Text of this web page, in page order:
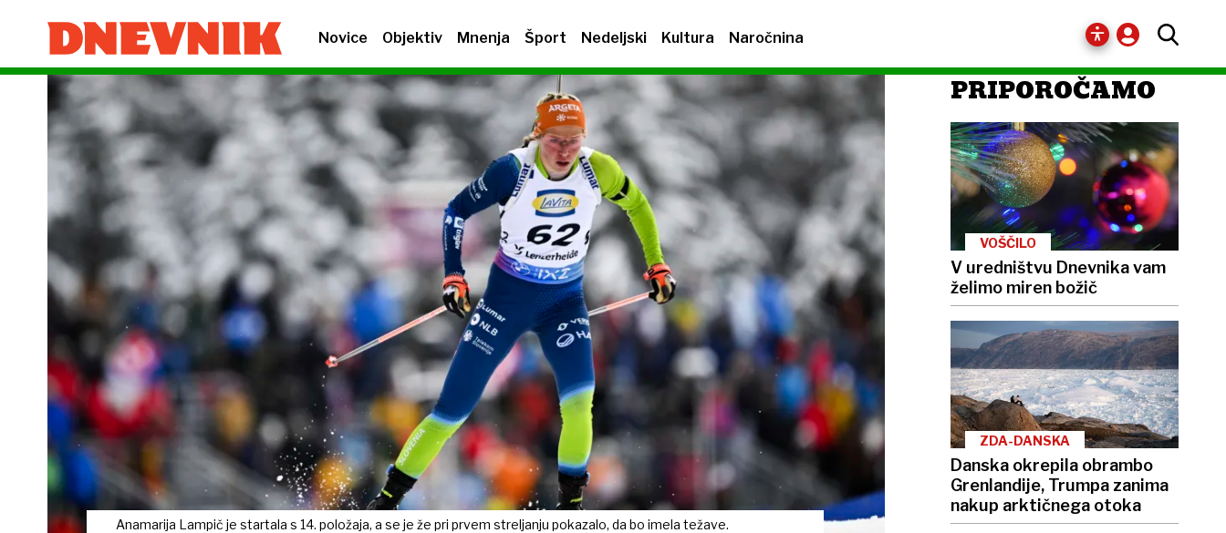
Novice Objektiv Mnenja Šport Nedeljski Kultura Naročnina
Anamarija Lampič je startala s 14. položaja, a se je že pri prvem streljanju pokazalo, da bo imela težave.
PRIPOROČAMO
VOŠČILO
V uredništvu Dnevnika vam
želimo miren božič
ZDA-DANSKA
Danska okrepila obrambo
Grenlandije, Trumpa zanima
nakup arktičnega otoka